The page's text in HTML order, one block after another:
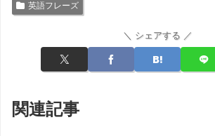
英語フレーズ
＼ シェアする ／
関連記事